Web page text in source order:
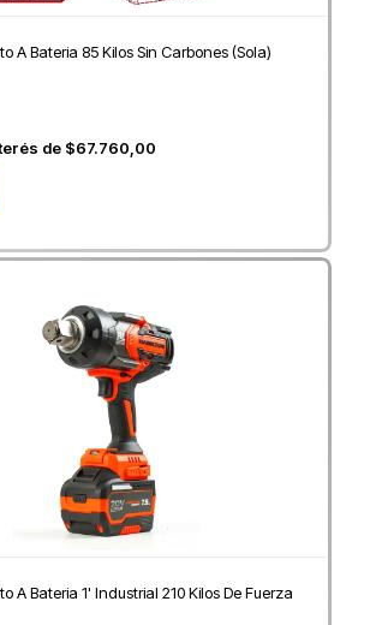
A Bateria 85 Kilos Sin Carbones (Sola)
de $67.760,00
A Bateria 1' Industrial 210 Kilos De Fuerza